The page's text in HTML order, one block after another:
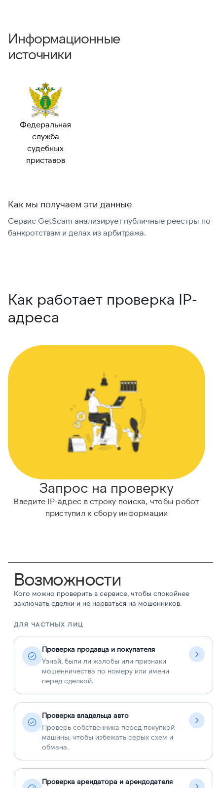
Информационные
источники
Федеральная
служба
судебных
приставов
Как мы получаем эти данные
Сервис GetScam анализирует публичные реестры по
банкротствам и делах из арбитража.
Как работает проверка IP-
адреса
Запрос на проверку
Введите IP-адрес в строку поиска, чтобы робот
приступил к сбору информации
Возможности
Кого можно проверить в сервисе, чтобы спокойнее
заключать сделки и не нарваться на мошенников.
ДЛЯ ЧАСТНЫХ ЛИЦ
Проверка продавца и покупателя
Узнай, были ли жалобы или признаки
мошенничества по номеру или имени
перед сделкой.
Проверка владельца авто
Проверь собственника перед покупкой
машины, чтобы избежать серых схем и
обмана.
Проверка арендатора и арендодателя